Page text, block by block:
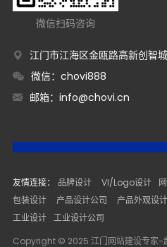
微信扫码咨询
江门市江海区金瓯路高新创智
微信：chovi888
邮箱： info@chovi.cn
友情连接： 品牌设计 VI/Logo设计
包装设计
产品设计公司 产品外观设计
工业设计 工业设计公司
Copyright © 2025 江门网站建设专家-